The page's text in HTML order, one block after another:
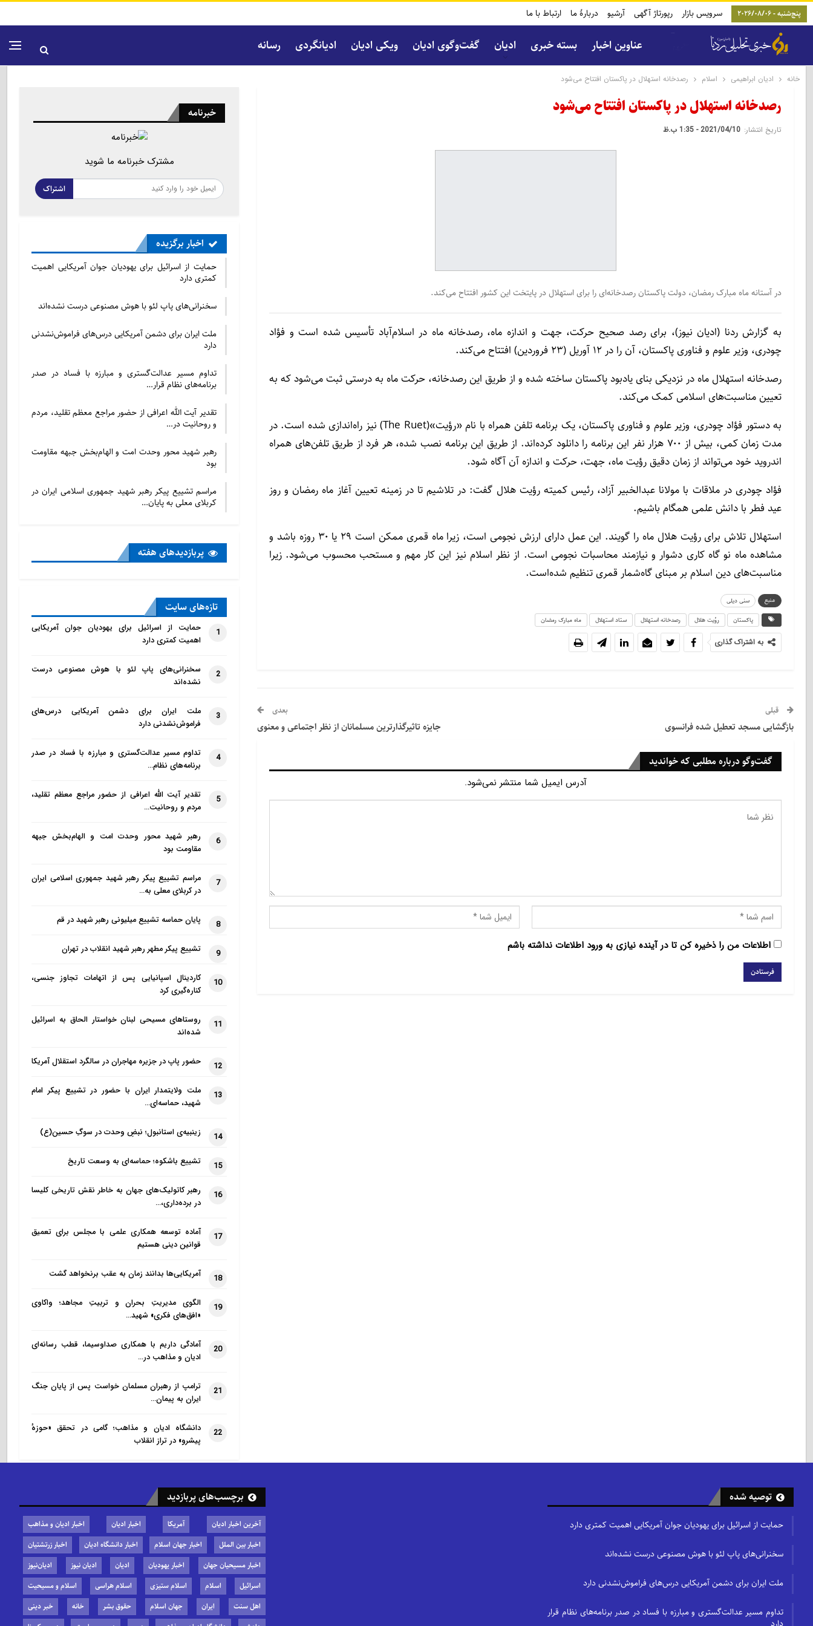
پنج‌شنبه - 2026/08/06 سرویس بازار رپورتاژ آگهی آرشیو دربارۀ ما ارتباط با ما
عناوین اخبار بسته خبری ادیان گفت‌و‌گوی ادیان ویکی ادیان ادیانگردی رسانه
خانه ادیان ابراهیمی اسلام رصدخانه استهلال در پاکستان افتتاح می‌شود
رصدخانه استهلال در پاکستان افتتاح می‌شود
تاریخ انتشار: 2021/04/10 - 1:35 ب.ظ
در آستانه ماه مبارک رمضان، دولت پاکستان رصدخانه‌ای را برای استهلال در پایتخت این کشور افتتاح می‌کند.
به گزارش ردنا (ادیان نیوز)، برای رصد صحیح حرکت، جهت و اندازه ماه، رصدخانه ماه در اسلام‌آباد تأسیس شده است و فؤاد
چودری، وزیر علوم و فناوری پاکستان، آن را در ۱۲ آوریل (۲۳ فروردین) افتتاح می‌کند.
رصدخانه استهلال ماه در نزدیکی بنای یادبود پاکستان ساخته شده و از طریق این رصدخانه، حرکت ماه به درستی ثبت می‌شود که به
تعیین مناسبت‌های اسلامی کمک می‌کند.
به دستور فؤاد چودری، وزیر علوم و فناوری پاکستان، یک برنامه تلفن همراه با نام «رؤیت»(The Ruet) نیز راه‌اندازی شده است. در
مدت زمان کمی، بیش از ۷۰۰ هزار نفر این برنامه را دانلود کرده‌اند. از طریق این برنامه نصب شده، هر فرد از طریق تلفن‌های همراه
اندروید خود می‌تواند از زمان دقیق رؤیت ماه، جهت، حرکت و اندازه آن آگاه شود.
فؤاد چودری در ملاقات با مولانا عبدالخبیر آزاد، رئیس کمیته رؤیت هلال گفت: در تلاشیم تا در زمینه تعیین آغاز ماه رمضان و روز
عید فطر با دانش علمی همگام باشیم.
استهلال تلاش برای رؤیت هلال ماه را گویند. این عمل دارای ارزش نجومی است، زیرا ماه قمری ممکن است ۲۹ یا ۳۰ روزه باشد و
مشاهده ماه نو گاه کاری دشوار و نیازمند محاسبات نجومی است. از نظر اسلام نیز این کار مهم و مستحب محسوب می‌شود. زیرا
مناسبت‌های دین اسلام بر مبنای گاه‌شمار قمری تنظیم شده‌است.
منبع
سنی دیلی
پاکستان
رؤیت هلال رصدخانه استهلال ستاد استهلال ماه مبارک رمضان
به اشتراک گذاری
قبلی
بازگشایی مسجد تعطیل شده فرانسوی
بعدی
جایزه تاثیرگذارترین مسلمانان از نظر اجتماعی و معنوی
گفت‌وگو درباره مطلبی که خواندید
آدرس ایمیل شما منتشر نمی‌شود.
اطلاعات من را ذخیره کن تا در آینده نیازی به ورود اطلاعات نداشته باشم
خبرنامه
مشترک خبرنامه ما شوید
اشتراک
اخبار برگزیده
حمایت از اسرائیل برای یهودیان جوان آمریکایی اهمیت
کمتری دارد
سخنرانی‌های پاپ لئو با هوش مصنوعی درست نشده‌اند
ملت ایران برای دشمن آمریکایی درس‌های فراموش‌نشدنی
دارد
تداوم مسیر عدالت‌گستری و مبارزه با فساد در صدر
برنامه‌های نظام قرار…
تقدیر آیت الله اعرافی از حضور مراجع معظم تقلید، مردم
و روحانیت در…
رهبر شهید محور وحدت امت و الهام‌بخش جبهه مقاومت
بود
مراسم تشییع پیکر رهبر شهید جمهوری اسلامی ایران در
کربلای معلی به پایان…
پربازدید‌های هفته
تازه‌‌های سایت
1
حمایت از اسرائیل برای یهودیان جوان آمریکایی
اهمیت کمتری دارد
2
سخنرانی‌های پاپ لئو با هوش مصنوعی درست
نشده‌اند
3
ملت ایران برای دشمن آمریکایی درس‌های
فراموش‌نشدنی دارد
4
تداوم مسیر عدالت‌گستری و مبارزه با فساد در صدر
برنامه‌های نظام…
5
تقدیر آیت الله اعرافی از حضور مراجع معظم تقلید،
مردم و روحانیت…
6
رهبر شهید محور وحدت امت و الهام‌بخش جبهه
مقاومت بود
7
مراسم تشییع پیکر رهبر شهید جمهوری اسلامی ایران
در کربلای معلی به…
8 پایان حماسه تشییع میلیونی رهبر شهید در قم
9 تشییع پیکر مطهر رهبر شهید انقلاب در تهران
10
کاردینال اسپانیایی پس از اتهامات تجاوز جنسی،
کناره‌گیری کرد
11
روستاهای مسیحی لبنان خواستار الحاق به اسرائیل
شده‌اند
12 حضور پاپ در جزیره مهاجران در سالگرد استقلال آمریکا
13
ملت ولایتمدار ایران با حضور در تشییع پیکر امام
شهید، حماسه‌ای…
14 زینبیه‌ی استانبول؛ نبضِ وحدت در سوگِ حسین(ع)
15 تشییع باشکوه؛ حماسه‌ای به وسعت تاریخ
16
رهبر کاتولیک‌های جهان به خاطر نقش تاریخی کلیسا
در برده‌داری،…
17
آماده توسعه همکاری علمی با مجلس برای تعمیق
قوانین دینی هستیم
18 آمریکایی‌ها بدانند زمان به عقب برنخواهد گشت
19
الگوی مدیریتِ بحران و تربیتِ مجاهد؛ واکاوی
«افق‌های فکری» شهید…
20
آمادگی داریم با همکاری صداوسیما، قطب رسانه‌ای
ادیان و مذاهب در…
21
ترامپ از رهبران مسلمان خواست پس از پایان جنگ
ایران به پیمان…
22
دانشگاه ادیان و مذاهب؛ گامی در تحقق «حوزهٔ
پیشرو» در تراز انقلاب
توصیه شده
حمایت از اسرائیل برای یهودیان جوان آمریکایی اهمیت کمتری دارد
سخنرانی‌های پاپ لئو با هوش مصنوعی درست نشده‌اند
ملت ایران برای دشمن آمریکایی درس‌های فراموش‌نشدنی دارد
تداوم مسیر عدالت‌گستری و مبارزه با فساد در صدر برنامه‌های نظام قرار
برچسب‌های پربازدید
آخرین اخبار ادیان آمریکا اخبار ادیان
اخبار ادیان و مذاهب
اخبار بین الملل
اخبار جهان اسلام اخبار دانشگاه ادیان
اخبار زرتشتیان
اخبار مسیحیان جهان
اخبار یهودیان ادیان ادیان نیوز
ادیان‌نیوز
اسرائیل
اسلام اسلام ستیزی اسلام هراسی
اسلام و مسیحیت
اهل سنت
ایران جهان اسلام حقوق بشر خانه
خبر دینی